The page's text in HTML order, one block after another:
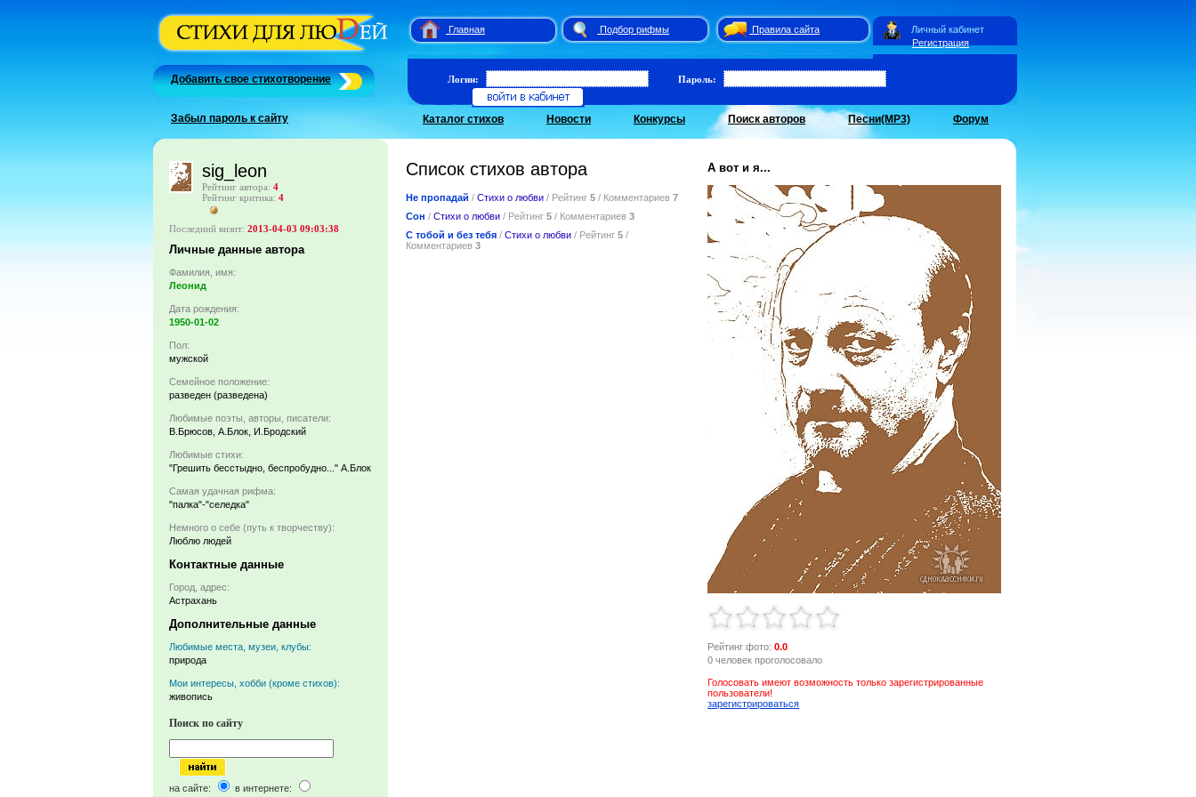
Главная Подбор рифмы
Правила сайта
Регистрация
Личный кабинет
Добавить свое стихотворение
Забыл пароль к сайту
Логин: Пароль:
Каталог стихов Новости Конкурсы Поиск авторов Песни(MP3) Форум
sig_leon
Рейтинг автора: 4
Рейтинг критика: 4
Последний визит: 2013-04-03 09:03:38
Личные данные автора
Фамилия, имя:
Леонид
Дата рождения:
1950-01-02
Пол:
мужской
Семейное положение:
разведен (разведена)
Любимые поэты, авторы, писатели:
В.Брюсов, А.Блок, И.Бродский
Любимые стихи:
"Грешить бесстыдно, беспробудно..." А.Блок
Самая удачная рифма:
"палка"-"селедка"
Немного о себе (путь к творчеству):
Люблю людей
Контактные данные
Город, адрес:
Астрахань
Дополнительные данные
Любимые места, музеи, клубы:
природа
Мои интересы, хобби (кроме стихов):
живопись
Поиск по сайту
на сайте: в интернете:
Список стихов автора
Не пропадай / Стихи о любви / Рейтинг 5 / Комментариев 7
Сон / Стихи о любви / Рейтинг 5 / Комментариев 3
С тобой и без тебя / Стихи о любви / Рейтинг 5 /
Комментариев 3
А вот и я...
Рейтинг фото: 0.0
0 человек проголосовало
Голосовать имеют возможность только зарегистрированные
пользователи!
зарегистрироваться